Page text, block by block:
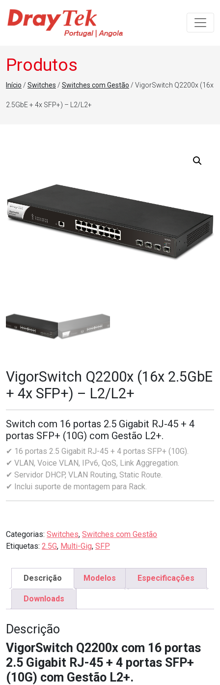
Navegação principal
Produtos
Início / Switches / Switches com Gestão / VigorSwitch Q2200x (16x
2.5GbE + 4x SFP+) – L2/L2+
VigorSwitch Q2200x (16x 2.5GbE
+ 4x SFP+) – L2/L2+
Switch com 16 portas 2.5 Gigabit RJ-45 + 4
portas SFP+ (10G) com Gestão L2+.
✔ 16 portas 2.5 Gigabit RJ-45 + 4 portas SFP+ (10G).
✔ VLAN, Voice VLAN, IPv6, QoS, Link Aggregation.
✔ Servidor DHCP, VLAN Routing, Static Route.
✔ Inclui suporte de montagem para Rack.
Categorias: Switches, Switches com Gestão
Etiquetas: 2.5G, Multi-Gig, SFP
Descrição Modelos Especificações
Downloads
Descrição
VigorSwitch Q2200x com 16 portas
2.5 Gigabit RJ-45 + 4 portas SFP+
(10G) com Gestão L2+.